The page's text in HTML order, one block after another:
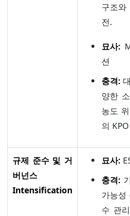
구조
전.
묘사:
션
충격:
양한
농도
의
규제 준수 및 거
버넌스
Intensification
묘사:
충격:
가능성
수 관